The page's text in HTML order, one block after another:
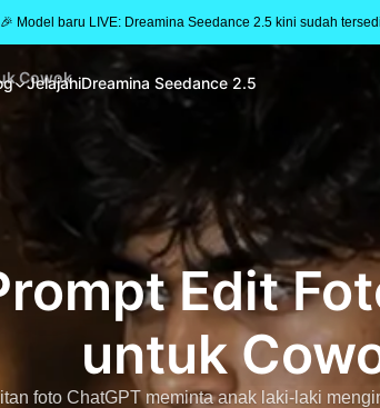
🎉 Model baru LIVE: Dreamina Seedance 2.5 kini sudah
JelajahiDreamina Seedance 2.5
Cowok
Edit
untuk
foto ChatGPT meminta anak laki-laki